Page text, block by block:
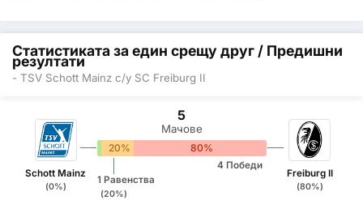
Статистиката за един срещу друг / Предишни
резултати
- TSV Schott Mainz с/у SC Freiburg II
Schott Mainz
(0%)
5
Мачове
0%
20% 80%
1 Равенства
(20%)
4 Победи
Freiburg II
(80%)